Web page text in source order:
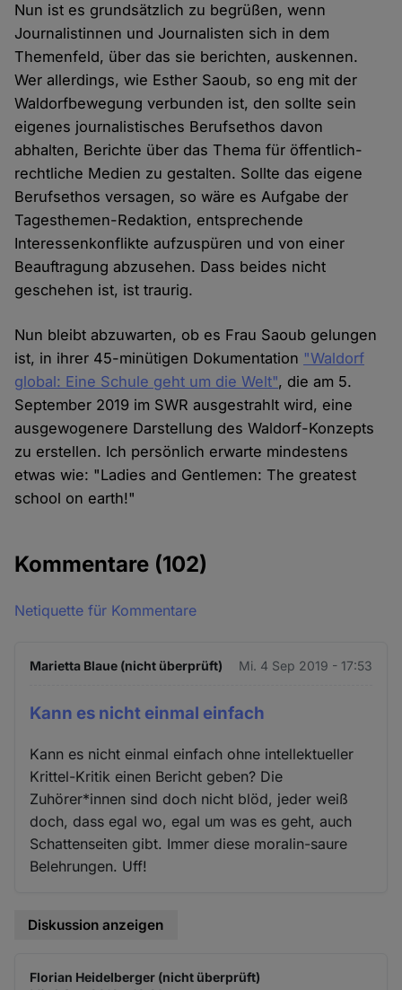
Nun ist es grundsätzlich zu begrüßen, wenn
Journalistinnen und Journalisten sich in dem
Themenfeld, über das sie berichten, auskennen.
Wer allerdings, wie Esther Saoub, so eng mit der
Waldorfbewegung verbunden ist, den sollte sein
eigenes journalistisches Berufsethos davon
abhalten, Berichte über das Thema für öffentlich-
rechtliche Medien zu gestalten. Sollte das eigene
Berufsethos versagen, so wäre es Aufgabe der
Tagesthemen-Redaktion, entsprechende
Interessenkonflikte aufzuspüren und von einer
Beauftragung abzusehen. Dass beides nicht
geschehen ist, ist traurig.
Nun bleibt abzuwarten, ob es Frau Saoub gelungen
ist, in ihrer 45-minütigen Dokumentation "Waldorf
global: Eine Schule geht um die Welt", die am 5.
September 2019 im SWR ausgestrahlt wird, eine
ausgewogenere Darstellung des Waldorf-Konzepts
zu erstellen. Ich persönlich erwarte mindestens
etwas wie: "Ladies and Gentlemen: The greatest
school on earth!"
Kommentare (102)
Netiquette für Kommentare
Marietta Blaue (nicht überprüft) Mi. 4 Sep 2019 - 17:53
Kann es nicht einmal einfach
Kann es nicht einmal einfach ohne intellektueller
Krittel-Kritik einen Bericht geben? Die
Zuhörer*innen sind doch nicht blöd, jeder weiß
doch, dass egal wo, egal um was es geht, auch
Schattenseiten gibt. Immer diese moralin-saure
Belehrungen. Uff!
Diskussion anzeigen
Florian Heidelberger (nicht überprüft)